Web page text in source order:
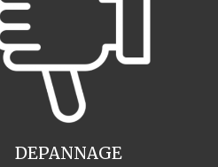
DEPANNAGE